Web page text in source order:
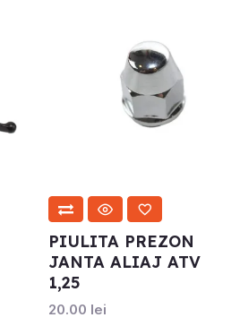
PIULITA PREZON
JANTA ALIAJ ATV
1,25
20.00 lei